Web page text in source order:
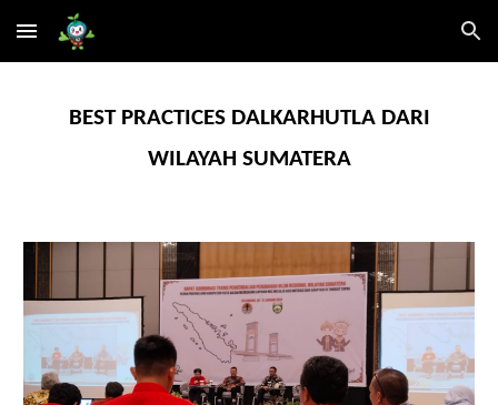
Skip to main content Skip to navigation
BEST PRACTICES DALKARHUTLA DARI
WILAYAH SUMATERA